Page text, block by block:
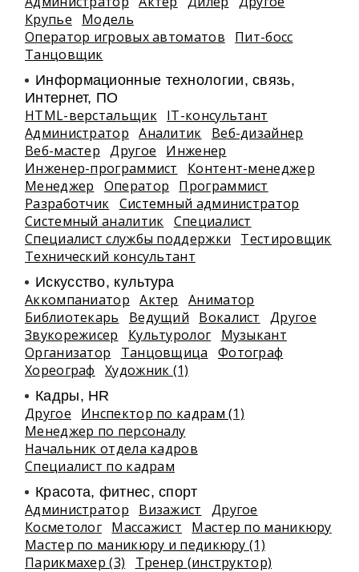
Крупье
Модель
Оператор игровых автоматов
Пит-босс
Танцовщик
Информационные технологии, связь,
Интернет, ПО
HTML-верстальщик IT-консультант
Администратор
Аналитик
Веб-дизайнер
Веб-мастер
Другое
Инженер
Инженер-программист
Контент-менеджер
Менеджер
Оператор
Программист
Разработчик Системный администратор
Системный аналитик Специалист
Специалист службы поддержки
Тестировщик
Технический консультант
Искусство, культура
Аккомпаниатор Актер
Аниматор
Библиотекарь
Ведущий Вокалист
Другое
Звукорежисер
Культуролог
Музыкант
Организатор
Танцовщица
Фотограф
Хореограф
Художник (1)
Кадры, HR
Другое
Инспектор по кадрам (1)
Менеджер по персоналу
Начальник отдела кадров
Специалист по кадрам
Красота, фитнес, спорт
Администратор Визажист
Другое
Косметолог Массажист
Мастер по маникюру
Мастер по маникюру и педикюру (1)
Парикмахер (3)
Тренер (инструктор)